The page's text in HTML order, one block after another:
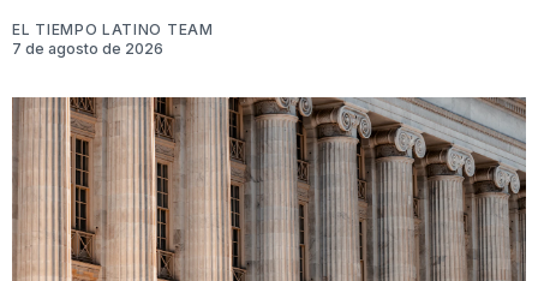
EL TIEMPO LATINO TEAM
7 de agosto de 2026